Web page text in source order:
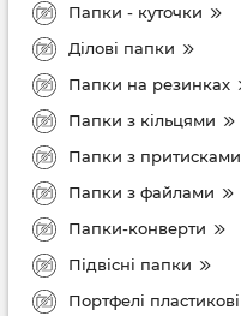
Папки - куточки
Ділові папки
Папки на резинках
Папки з кільцями
Папки з притисками
Папки з файлами
Папки-конверти
Підвісні папки
Портфелі пластикові